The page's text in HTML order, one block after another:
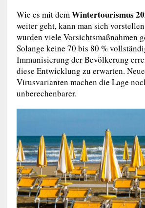
Wie es mit demWintertourismus
weiter geht, kann man sich
wurden viele Vorsichtsmaßnahmen
Solange keine 70 bis 80 %
Immunisierung der Bevölkerung
diese Entwicklung zu erwarten.
Virusvarianten machen die Lage
unberechenbarer.